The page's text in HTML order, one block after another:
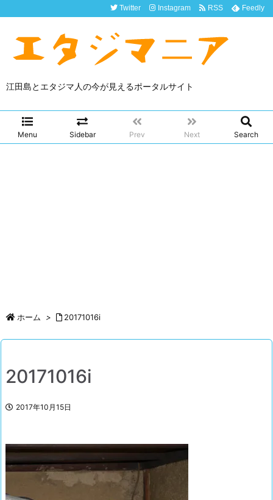
江田島とエタジマ人の今が見えるポータルサイト
Menu Sidebar Prev Next Search
Twitter Instagram RSS Feedly
ホーム > 20171016i
20171016i
2017年10月15日